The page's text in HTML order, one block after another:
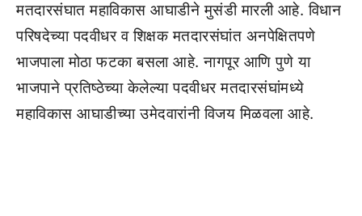
मतदारसंघात महाविकास आघाडीने मुसंडी मारली आहे. विधान
परिषदेच्या पदवीधर व शिक्षक मतदारसंघांत अनपेक्षितपणे
भाजपाला मोठा फटका बसला आहे. नागपूर आणि पुणे या
भाजपाने प्रतिष्ठेच्या केलेल्या पदवीधर मतदारसंघांमध्ये
महाविकास आघाडीच्या उमेदवारांनी विजय मिळवला आहे.